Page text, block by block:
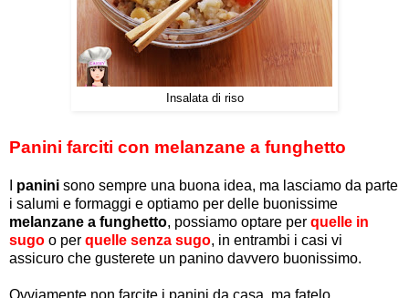
Insalata di riso
Panini farciti con melanzane a funghetto
panini sono sempre una buona idea, ma lasciamo da parte
i salumi e formaggi e optiamo per delle buonissime
melanzane a funghetto, possiamo optare per quelle in
sugo o per quelle senza sugo, in entrambi i casi vi
assicuro che gusterete un panino davvero buonissimo.
Ovviamente non farcite i panini da casa, ma fatelo